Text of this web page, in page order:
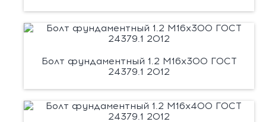
Болт фундаментный 1.2 М16х300 ГОСТ
24379.1 2012